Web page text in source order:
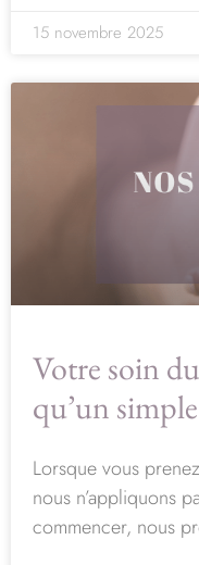
15 novembre 2025
Votre soin
qu’un
Lorsque vous
nous n’appliquons
commencer, nous